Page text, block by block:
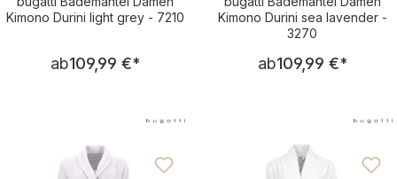
Kimono Durini light grey - 7210
Regulärer Preis:
ab109,99 €*
Kimono Durini sea lavender -
3270
Regulärer
ab109,99 €*